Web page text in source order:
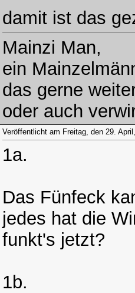
damit ist das
Mainzi Man,
ein
das gerne
oder auch
Veröffentlicht am Freitag, den 29.
1a.
Das Fünfeck
jedes hat die
funkt's jetzt?
1b.